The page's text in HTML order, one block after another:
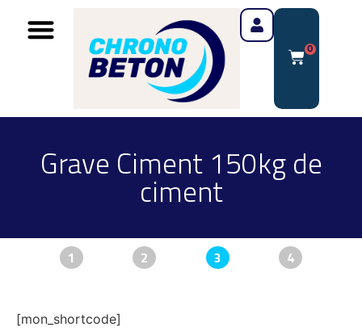
0
Grave Ciment 150kg de
ciment
1 2 3 4
[mon_shortcode]